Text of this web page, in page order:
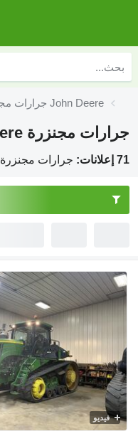
جرارات مجنزرة John Deere
جرارات مجنزرة John Deere
71 إعلانات: جرارات مجنزرة John Deere
فيديو